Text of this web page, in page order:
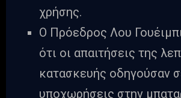
χρήσης.
Ο Πρόεδρος Λου
ότι οι απαιτήσεις της
κατασκευής οδηγούσαν
υποχωρήσεις στην